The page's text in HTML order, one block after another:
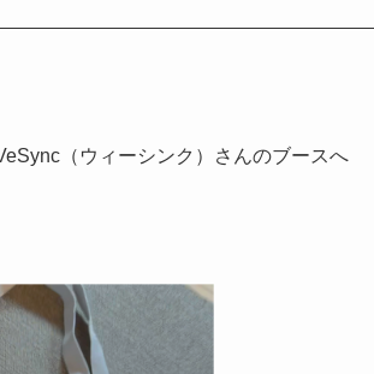
（ウィーシンク）さんのブースへ